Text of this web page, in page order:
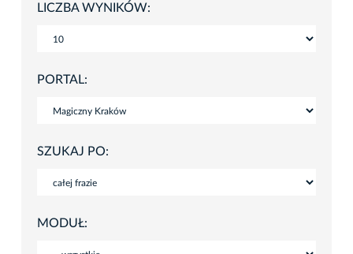
LICZBA WYNIKÓW:
PORTAL:
SZUKAJ PO:
MODUŁ: